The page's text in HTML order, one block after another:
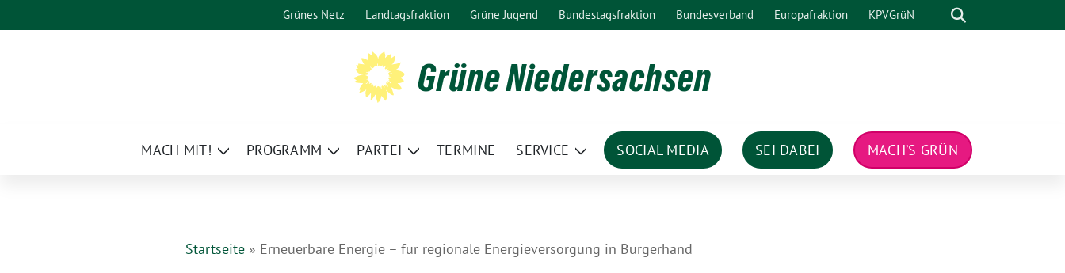
zum
Grünes Netz Landtagsfraktion Grüne Jugend Bundestagsfraktion Bundesverband Europafraktion KPVGrüN Suche
Grüne Niedersachsen
MACH MIT!
Zeige
PROGRAMM
Zeige
PARTEI
Zeige
TERMINE SERVICE
Zeige
SOCIAL MEDIA SEI DABEI MACH’S GRÜN
Startseite » Erneuerbare Energie – für regionale Energieversorgung in Bürgerhand